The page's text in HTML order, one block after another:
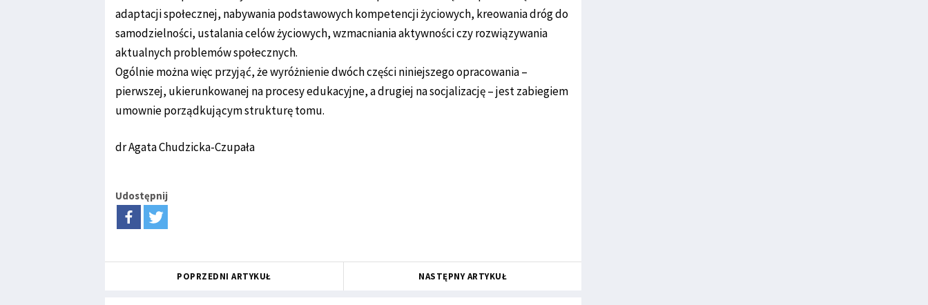
adaptacji społecznej, nabywania podstawowych kompetencji życiowych, kreowania dróg do
samodzielności, ustalania celów życiowych, wzmacniania aktywności czy rozwiązywania
aktualnych problemów społecznych.
Ogólnie można więc przyjąć, że wyróżnienie dwóch części niniejszego opracowania –
pierwszej, ukierunkowanej na procesy edukacyjne, a drugiej na socjalizację – jest zabiegiem
umownie porządkującym strukturę tomu.
dr Agata Chudzicka-Czupała
Udostępnij
POPRZEDNI ARTYKUŁ NASTĘPNY ARTYKUŁ